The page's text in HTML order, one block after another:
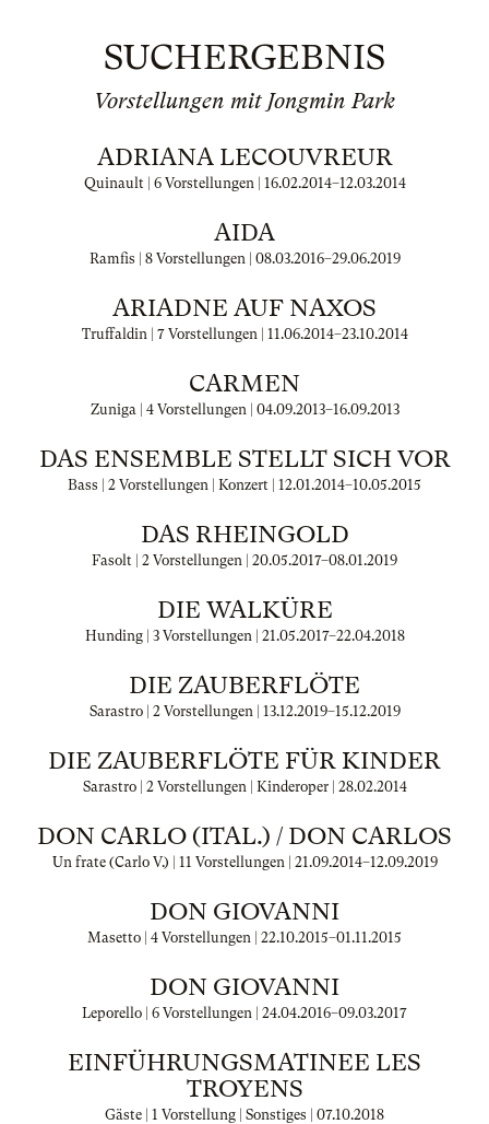
SUCHERGEBNIS
Vorstellungen mit Jongmin Park
ADRIANA LECOUVREUR
Quinault | 6 Vorstellungen | 16.02.2014–12.03.2014
AIDA
Ramfis | 8 Vorstellungen | 08.03.2016–29.06.2019
ARIADNE AUF NAXOS
Truffaldin | 7 Vorstellungen | 11.06.2014–23.10.2014
CARMEN
Zuniga | 4 Vorstellungen | 04.09.2013–16.09.2013
DAS ENSEMBLE STELLT SICH VOR
Bass | 2 Vorstellungen | Konzert | 12.01.2014–10.05.2015
DAS RHEINGOLD
Fasolt | 2 Vorstellungen | 20.05.2017–08.01.2019
DIE WALKÜRE
Hunding | 3 Vorstellungen | 21.05.2017–22.04.2018
DIE ZAUBERFLÖTE
Sarastro | 2 Vorstellungen | 13.12.2019–15.12.2019
DIE ZAUBERFLÖTE FÜR KINDER
Sarastro | 2 Vorstellungen | Kinderoper | 28.02.2014
DON CARLO (ITAL.) / DON CARLOS
Un frate (Carlo V.) | 11 Vorstellungen | 21.09.2014–12.09.2019
DON GIOVANNI
Masetto | 4 Vorstellungen | 22.10.2015–01.11.2015
DON GIOVANNI
Leporello | 6 Vorstellungen | 24.04.2016–09.03.2017
EINFÜHRUNGSMATINEE LES
TROYENS
Gäste | 1 Vorstellung | Sonstiges | 07.10.2018